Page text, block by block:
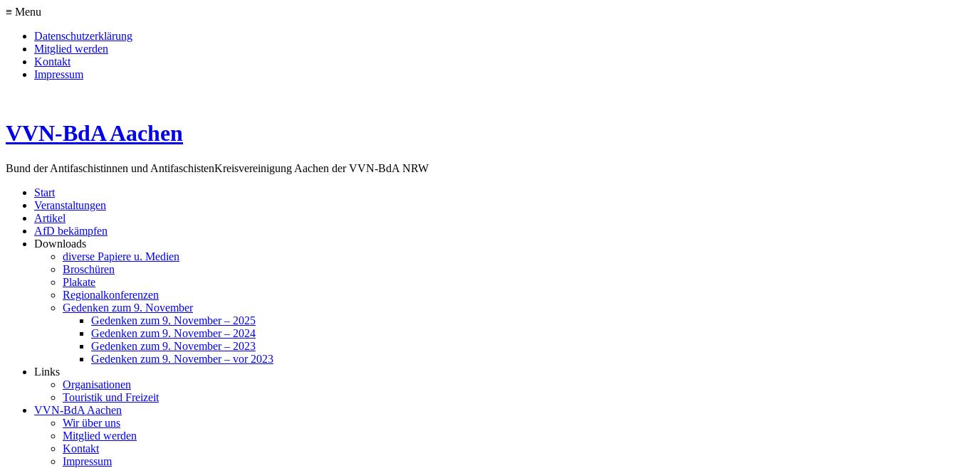
≡ Menu
Datenschutzerklärung
Mitglied werden
Kontakt
Impressum
VVN-BdA Aachen
Bund der Antifaschistinnen und AntifaschistenKreisvereinigung Aachen der VVN-BdA NRW
Start
Veranstaltungen
Artikel
AfD bekämpfen
Downloads
diverse Papiere u. Medien
Broschüren
Plakate
Regionalkonferenzen
Gedenken zum 9. November
Gedenken zum 9. November – 2025
Gedenken zum 9. November – 2024
Gedenken zum 9. November – 2023
Gedenken zum 9. November – vor 2023
Links
Organisationen
Touristik und Freizeit
VVN-BdA Aachen
Wir über uns
Mitglied werden
Kontakt
Impressum